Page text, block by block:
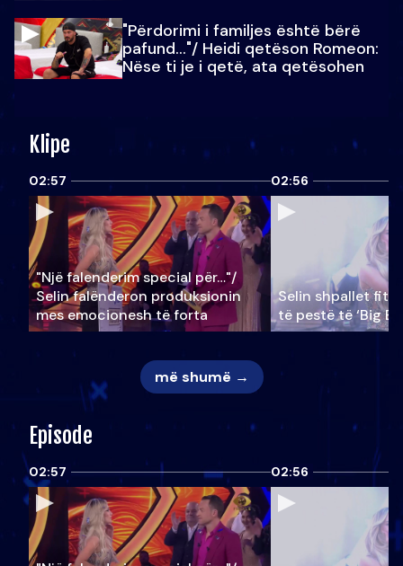
"Përdorimi i familjes është bërë
pafund…"/ Heidi qetëson Romeon:
Nëse ti je i qetë, ata qetësohen
Klipe
02:57
"Një falenderim special për…"/
Selin falënderon produksionin
mes emocionesh të forta
02:56
Selin shpallet
të pestë të ‘Big
më shumë →
Episode
02:57 02:56